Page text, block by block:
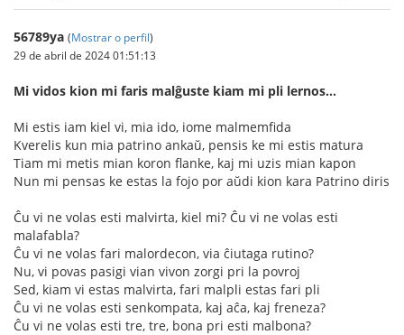
56789ya (Mostrar o perfil)
29 de abril de 2024 01:51:13
Mi vidos kion mi faris malĝuste kiam mi pli lernos...
Mi estis iam kiel vi, mia ido, iome malmemfida
Kverelis kun mia patrino ankaŭ, pensis ke mi estis matura
Tiam mi metis mian koron flanke, kaj mi uzis mian kapon
Nun mi pensas ke estas la fojo por aŭdi kion kara Patrino diris
Ĉu vi ne volas esti malvirta, kiel mi? Ĉu vi ne volas esti
malafabla?
Ĉu vi ne volas fari malordecon, via ĉiutaga rutino?
Nu, vi povas pasigi vian vivon zorgi pri la povroj
Sed, kiam vi estas malvirta, fari malpli estas fari pli
Ĉu vi ne volas esti senkompata, kaj aĉa, kaj freneza?
Ĉu vi ne volas esti tre, tre, bona pri esti malbona?